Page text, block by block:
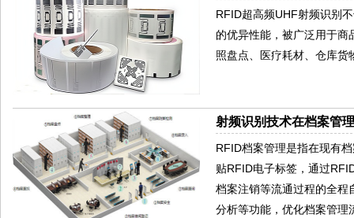
RFID超高频UHF射频识别
的优异性能，被广泛用于
照盘点、医疗耗材、仓库
射频识别技术在档案管
RFID档案管理是指在现有
贴RFID电子标签，通过
档案注销等流通过程的全程
分析等功能，优化档案管理